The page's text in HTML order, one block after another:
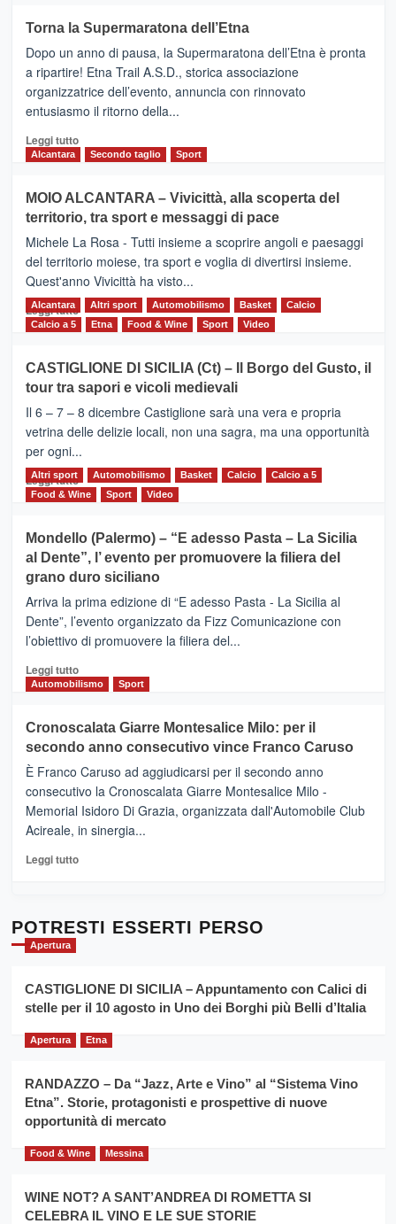
BROOKS
SuperMaratona
dell’Etna,
presentata
l’edizione
2026
Torna la Supermaratona dell’Etna
Dopo un anno di pausa, la Supermaratona dell’Etna è pronta
a ripartire! Etna Trail A.S.D., storica associazione
organizzatrice dell’evento, annuncia con rinnovato
entusiasmo il ritorno della...
Leggi tuttoLeggi
Torna
la
Supermaratona
dell’Etna
Alcantara Secondo taglio Sport
MOIO ALCANTARA – Vivicittà, alla scoperta del
territorio, tra sport e messaggi di pace
Michele La Rosa - Tutti insieme a scoprire angoli e paesaggi
del territorio moiese, tra sport e voglia di divertirsi insieme.
Quest'anno Vivicittà ha visto...
Leggi tutto Leggi
MOIO
ALCANTARA
–
Vivicittà,
alla
scoperta
del
territorio,
e
messaggi
di
Alcantara Altri sport Automobilismo Basket
Calcio
Calcio a 5
Etna Food & Wine Sport Video
CASTIGLIONE DI SICILIA (Ct) – Il Borgo del Gusto, il
tour tra sapori e vicoli medievali
Il 6 – 7 – 8 dicembre Castiglione sarà una vera e propria
vetrina delle delizie locali, non una sagra, ma una opportunità
per ogni...
Leggi tuttoLeggi
di
CASTIGLIONE
DI
SICILIA
(Ct)
–
Il
Borgo
Gusto,
il
tra
sapori
vicoli
medievali
Altri sport Automobilismo Basket Calcio
Calcio a 5
Food & Wine
Sport Video
Mondello (Palermo) – “E adesso Pasta – La Sicilia
al Dente”, l’ evento per promuovere la filiera del
grano duro siciliano
Arriva la prima edizione di “E adesso Pasta - La Sicilia al
Dente”, l’evento organizzato da Fizz Comunicazione con
l’obiettivo di promuovere la filiera del...
Leggi tuttoLeggi
di
Mondello
(Palermo)
–
“E
adesso
Pasta
–
Sicilia
l’
evento
la
filiera
grano
Automobilismo Sport
Cronoscalata Giarre Montesalice Milo: per il
secondo anno consecutivo vince Franco Caruso
È Franco Caruso ad aggiudicarsi per il secondo anno
consecutivo la Cronoscalata Giarre Montesalice Milo -
Memorial Isidoro Di Grazia, organizzata dall'Automobile Club
Acireale, in sinergia...
Leggi tuttoLeggi
Cronoscalata
per
il
anno
Franco
Caruso
POTRESTI ESSERTI PERSO
Apertura
CASTIGLIONE DI SICILIA – Appuntamento con Calici di
stelle per il 10 agosto in Uno dei Borghi più Belli d’Italia
Apertura Etna
RANDAZZO – Da “Jazz, Arte e Vino” al “Sistema Vino
Etna”. Storie, protagonisti e prospettive di nuove
opportunità di mercato
Food & Wine Messina
WINE NOT? A SANT’ANDREA DI ROMETTA SI
CELEBRA IL VINO E LE SUE STORIE